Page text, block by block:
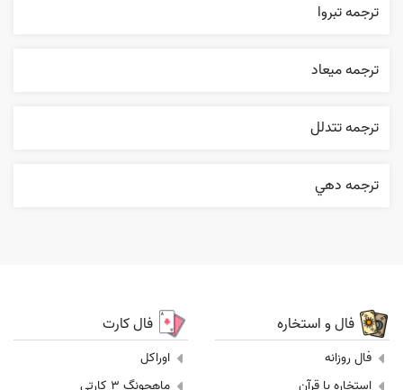
ترجمه تبروا
ترجمه ميعاد
ترجمه تتدلل
ترجمه دهي
فال و استخاره
فال روزانه
فال کارت
اوراکل